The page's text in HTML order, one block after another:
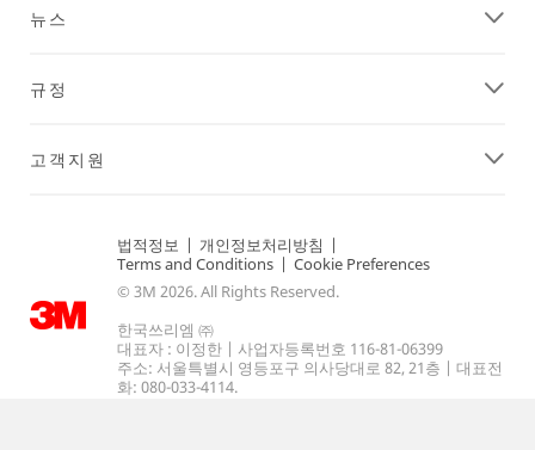
뉴스
규정
고객지원
법적정보 | 개인정보처리방침 |
Terms and Conditions | Cookie Preferences
© 3M 2026. All Rights Reserved.
한국쓰리엠 ㈜
대표자 : 이정한 | 사업자등록번호 116-81-06399
주소: 서울특별시 영등포구 의사당대로 82, 21층 | 대표전
화: 080-033-4114.